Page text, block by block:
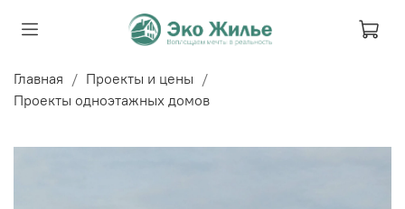
Главная
Проекты и цены
Проекты одноэтажных домов